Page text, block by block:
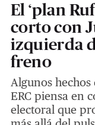
El ‘plan
corto con
izquierda
freno
Algunos
ERC piensa en
electoral que